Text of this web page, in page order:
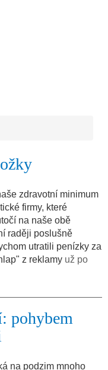
zdravotní minimum
firmy, které
na naše obě
raději poslušně
utratili penízky za
z reklamy už po
pohybem
na podzim mnoho